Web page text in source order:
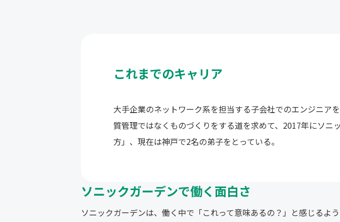
これまでのキャリア
大手企業のネットワーク系を担当する子会社でのエンジニア
質管理ではなくものづくりをする道を求めて、2017年にソニ
方」、現在は神戸で2名の弟子をとっている。
ソニックガーデンで働く面白さ
ソニックガーデンは、働く中で「これって意味あるの？」と感じるよ